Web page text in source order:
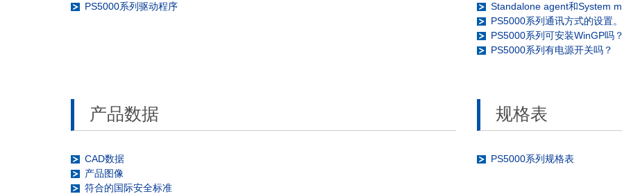
PS5000系列驱动程序
Standalone agent和System
PS5000系列通讯方式的设置。
PS5000系列可安装WinGP吗？
PS5000系列有电源开关吗？
产品数据
CAD数据
产品图像
符合的国际安全标准
规格表
PS5000系列规格表